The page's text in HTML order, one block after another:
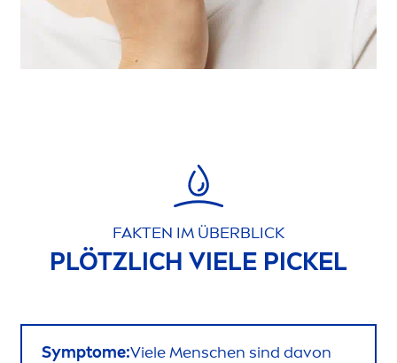
FAKTEN IM ÜBERBLICK
PLÖTZLICH VIELE PICKEL
Symptome:VieleMenschen sind davon